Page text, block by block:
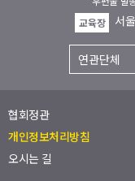
교육장
서
협회정관
개인정보처리방침
오시는 길